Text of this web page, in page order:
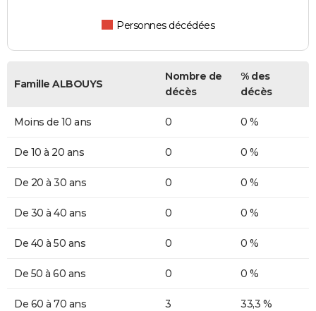
Personnes décédées
Famille ALBOUYS
Nombre de
décès
% des
décès
Moins de 10 ans 0 0 %
De 10 à 20 ans 0 0 %
De 20 à 30 ans 0 0 %
De 30 à 40 ans 0 0 %
De 40 à 50 ans 0 0 %
De 50 à 60 ans 0 0 %
De 60 à 70 ans 3 33,3 %